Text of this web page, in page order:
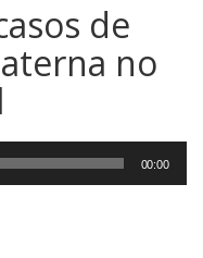
de
no
00:00